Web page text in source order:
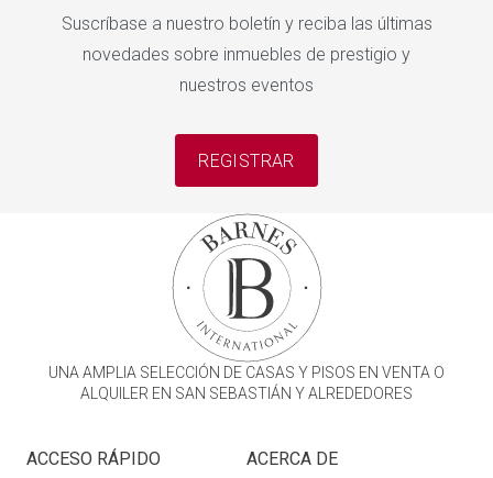
Suscríbase a nuestro boletín y reciba las últimas
novedades sobre inmuebles de prestigio y
nuestros eventos
REGISTRAR
UNA AMPLIA SELECCIÓN DE CASAS Y PISOS EN VENTA O
ALQUILER EN SAN SEBASTIÁN Y ALREDEDORES
ACCESO RÁPIDO
ACERCA DE